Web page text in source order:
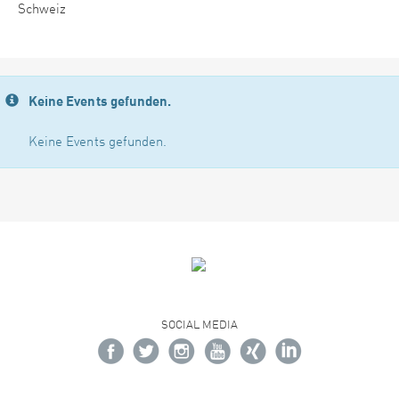
Schweiz
Keine Events gefunden.
Keine Events gefunden.
SOCIAL MEDIA